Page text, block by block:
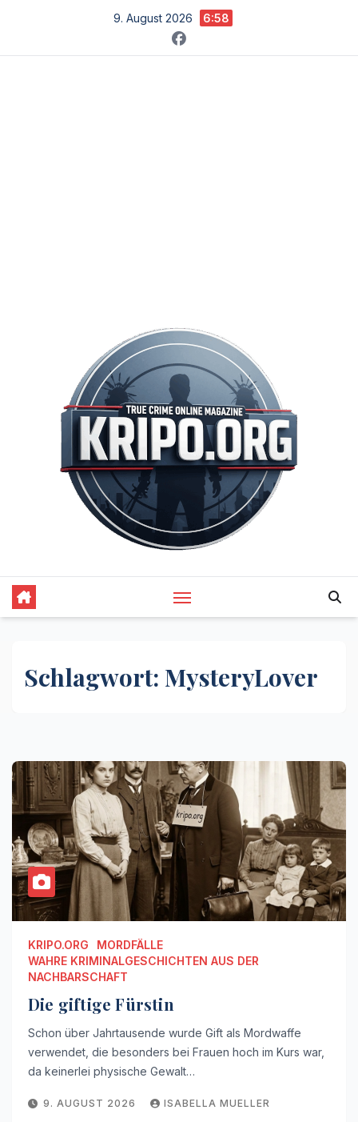
springen
9. August 2026 6:58
Schlagwort: MysteryLover
KRIPO.ORG
MORDFÄLLE
WAHRE KRIMINALGESCHICHTEN AUS DER
NACHBARSCHAFT
Die giftige Fürstin
Schon über Jahrtausende wurde Gift als Mordwaffe
verwendet, die besonders bei Frauen hoch im Kurs war,
da keinerlei physische Gewalt…
9. AUGUST 2026 ISABELLA MUELLER